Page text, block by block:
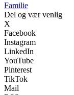
Familie
Del og vær venlig
X
Facebook
Instagram
LinkedIn
YouTube
Pinterest
TikTok
Mail